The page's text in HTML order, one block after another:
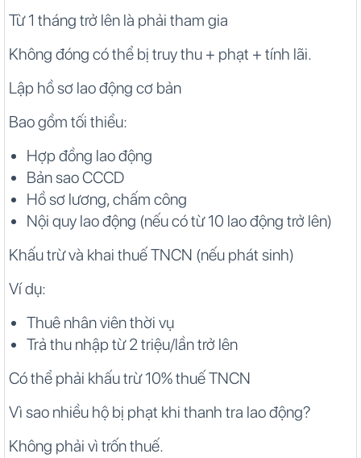
Từ 1 tháng trở lên là phải tham gia
Không đóng có thể bị truy thu + phạt + tính lãi.
Lập hồ sơ lao động cơ bản
Bao gồm tối thiểu:
Hợp đồng lao động
Bản sao CCCD
Hồ sơ lương, chấm công
Nội quy lao động (nếu có từ 10 lao động trở lên)
Khấu trừ và khai thuế TNCN (nếu phát sinh)
Ví dụ:
Thuê nhân viên thời vụ
Trả thu nhập từ 2 triệu/lần trở lên
Có thể phải khấu trừ 10% thuế TNCN
Vì sao nhiều hộ bị phạt khi thanh tra lao động?
Không phải vì trốn thuế.